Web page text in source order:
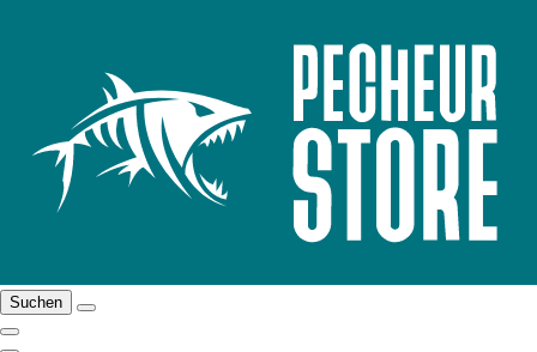
Suchen